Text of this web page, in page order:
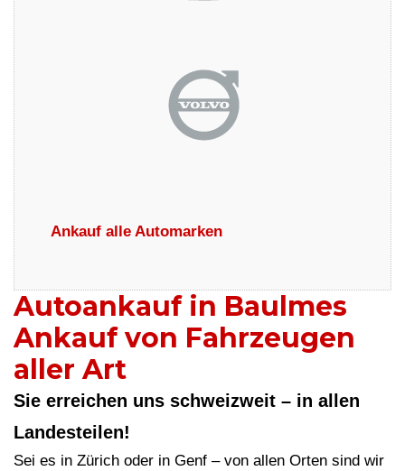
Ankauf alle Automarken
Autoankauf in Baulmes
Ankauf von Fahrzeugen
aller Art
Sie erreichen uns schweizweit – in allen
Landesteilen!
Sei es in Zürich oder in Genf – von allen Orten sind wir